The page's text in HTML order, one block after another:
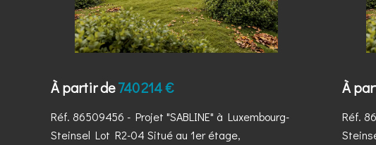
À partir de740 214 €
Réf. 86509456 - Projet "SABLINE" à Luxembourg-
Steinsel Lot R2-04 Situé au 1er étage,
À
Réf.